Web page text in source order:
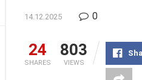
14.12.2025 0
24
SHARES
803
VIEWS